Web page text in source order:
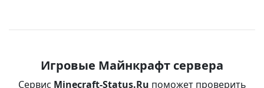
Игровые Майнкрафт сервера
Сервис Minecraft-Status.Ru поможет проверить